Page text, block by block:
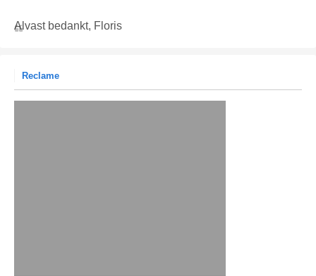
Alvast bedankt, Floris
Reclame